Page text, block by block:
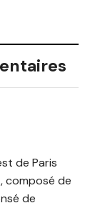
de Paris
composé de
de